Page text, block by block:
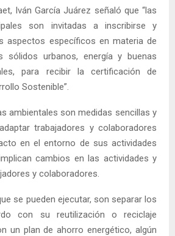
Iván García Juárez señaló que “las
son invitadas a inscribirse y
aspectos específicos en materia de
sólidos urbanos, energía y buenas
para recibir la certificación de
Sostenible”.
ambientales son medidas sencillas y
trabajadores y colaboradores
en el entorno de sus actividades
cambios en las actividades y
y colaboradores.
se pueden ejecutar, son separar los
con su reutilización o reciclaje
un plan de ahorro energético, algún